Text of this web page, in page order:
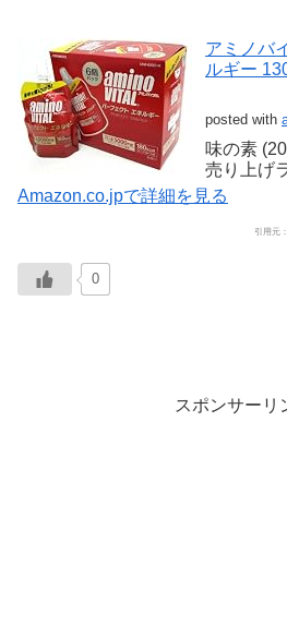
アミノバ
ルギー
posted with
味の素
売り上げ
Amazon.co.jpで詳細を見る
引用元：
0
スポンサーリ